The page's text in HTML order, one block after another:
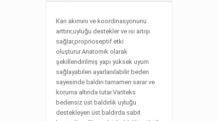
Kan akımını ve koordinasyonunu
arttırır,uyluğu destekler ve ısı artışı
sağlar,proprioseptif etki
oluşturur.Anatomik olarak
şekillendirilmiş yapı yüksek uyum
sağlayabilen ayarlanılabilir beden
sayesinde baldırı tamamen sarar ve
koruma altında tutar.Variteks
bedensiz üst baldırlık uyluğu
destekleyen üst baldırda sabit